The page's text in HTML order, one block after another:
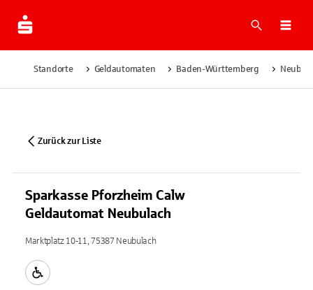
Suche
Standorte Geldautomaten Baden-Württemberg
Zurück zur Liste
Sparkasse Pforzheim Calw
Geldautomat Neubulach
Marktplatz 10-11, 75387 Neubulach